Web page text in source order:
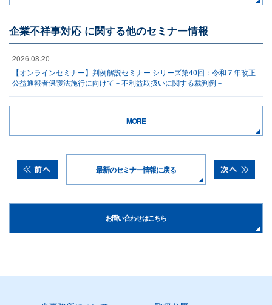
企業不祥事対応 に関する他のセミナー情報
2026.08.20
【オンラインセミナー】判例解説セミナー シリーズ第40回：令和７年改正
公益通報者保護法施行に向けて－不利益取扱いに関する裁判例－
MORE
最新のセミナー情報に戻る
お問い合わせはこちら